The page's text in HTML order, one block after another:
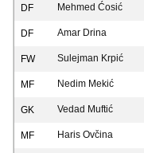
DF Mehmed Ćosić
DF Amar Drina
FW Sulejman Krpić
MF Nedim Mekić
GK Vedad Muftić
MF Haris Ovčina